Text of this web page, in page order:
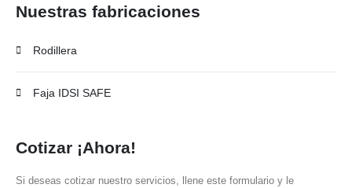
Nuestras fabricaciones
Rodillera
Faja IDSI SAFE
Cotizar ¡Ahora!
Si deseas cotizar nuestro servicios, llene este formulario y le